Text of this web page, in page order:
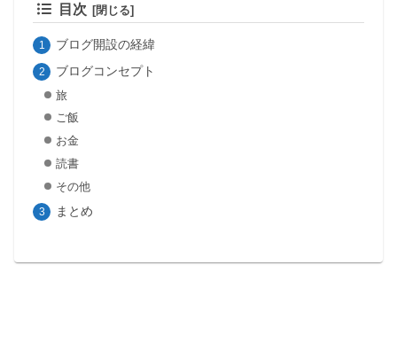
目次
ブログ開設の経緯
ブログコンセプト
旅
ご飯
お金
読書
その他
まとめ